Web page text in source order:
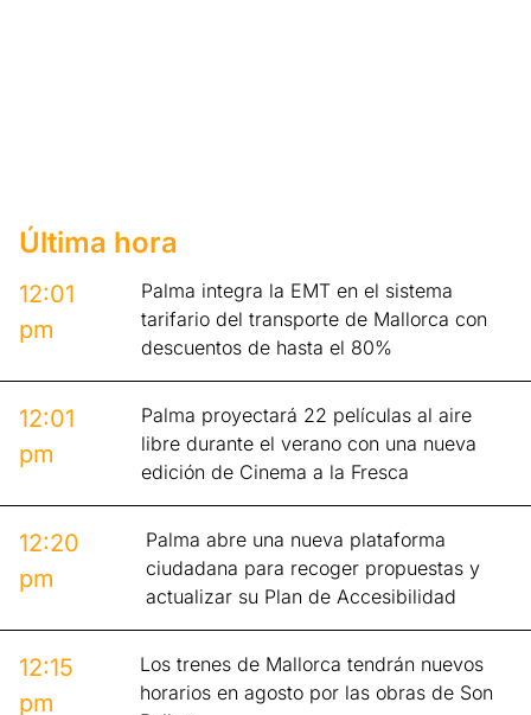
Última hora
12:01
pm
Palma integra la EMT en el sistema
tarifario del transporte de Mallorca con
descuentos de hasta el 80%
12:01
pm
Palma proyectará 22 películas al aire
libre durante el verano con una nueva
edición de Cinema a la Fresca
12:20
pm
Palma abre una nueva plataforma
ciudadana para recoger propuestas y
actualizar su Plan de Accesibilidad
12:15
pm
Los trenes de Mallorca tendrán nuevos
horarios en agosto por las obras de Son